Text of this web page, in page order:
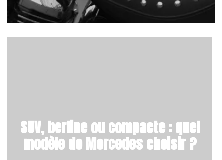
SUV, berline ou compacte : quel
modèle de Mercedes choisir ?